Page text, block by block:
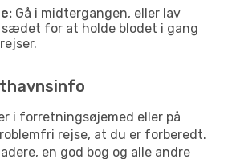
Gå i midtergangen, eller lav
for at holde blodet i gang
i forretningsøjemed eller på
rejse, at du er forberedt.
en god bog og alle andre